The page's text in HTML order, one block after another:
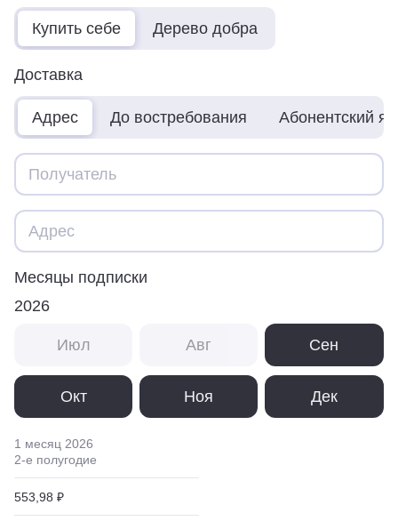
Купить себе Дерево добра
Доставка
Адрес До востребования Абонентский
Месяцы подписки
2026
Июл Авг Сен
Окт Ноя Дек
1 месяц 2026
2-е полугодие
553,98 ₽